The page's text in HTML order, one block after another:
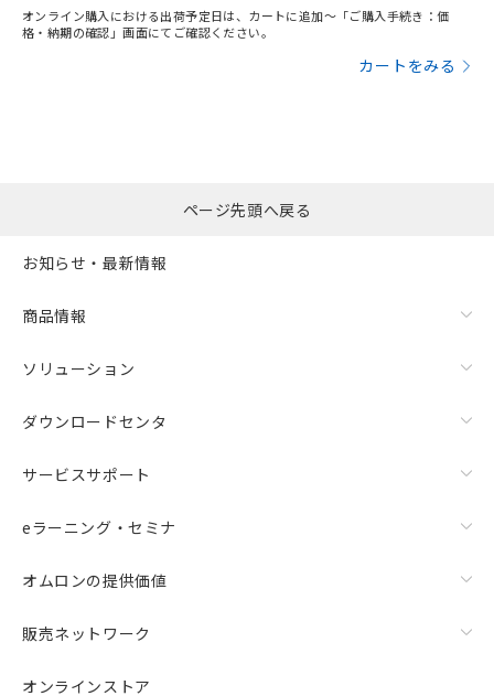
オンライン購入における出荷予定日は、カートに追加～「ご購入手続き：価
格・納期の確認」画面にてご確認ください。
カートをみる
ページ先頭へ戻る
お知らせ・最新情報
商品情報
ソリューション
ダウンロードセンタ
サービスサポート
eラーニング・セミナ
オムロンの提供価値
販売ネットワーク
オンラインストア